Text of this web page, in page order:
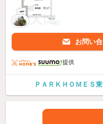
お問い
提供
ＰＡＲＫＨＯＭＥＳ